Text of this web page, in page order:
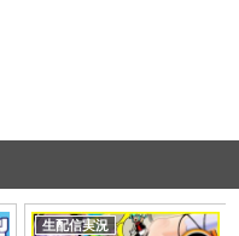
生配信実況